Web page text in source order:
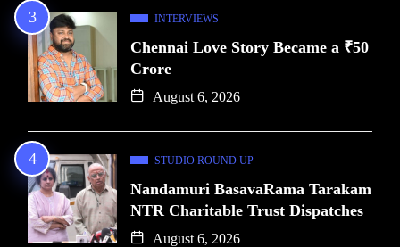
INTERVIEWS
Chennai Love Story Became a ₹50
Crore
August 6, 2026
STUDIO ROUND UP
Nandamuri BasavaRama Tarakam
NTR Charitable Trust Dispatches
August 6, 2026